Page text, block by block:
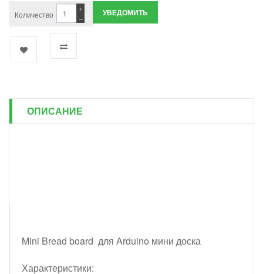
Количество −
+ УВЕДОМИТЬ
ОПИСАНИЕ
Mini Bread board для Arduino мини доска
Характеристики: